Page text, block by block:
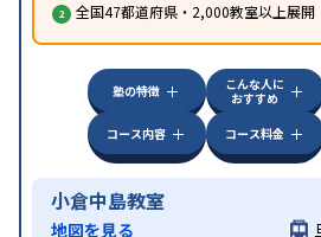
全国47都道府県・2,000教室以上展開
塾の特徴
こんな人に
おすすめ
コース内容
コース料金
小倉中島教室
地図を見る